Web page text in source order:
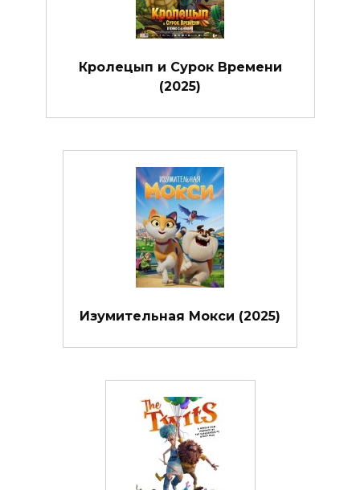
Кролецып и Сурок Времени
(2025)
Изумительная Мокси (2025)